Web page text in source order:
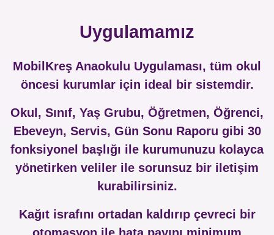
Uygulamamız
MobilKreş Anaokulu Uygulaması, tüm okul
öncesi kurumlar için ideal bir sistemdir.
Okul, Sınıf, Yaş Grubu, Öğretmen, Öğrenci,
Ebeveyn, Servis, Gün Sonu Raporu gibi 30
fonksiyonel başlığı ile kurumunuzu kolayca
yönetirken veliler ile sorunsuz bir iletişim
kurabilirsiniz.
Kağıt israfını ortadan kaldırıp çevreci bir